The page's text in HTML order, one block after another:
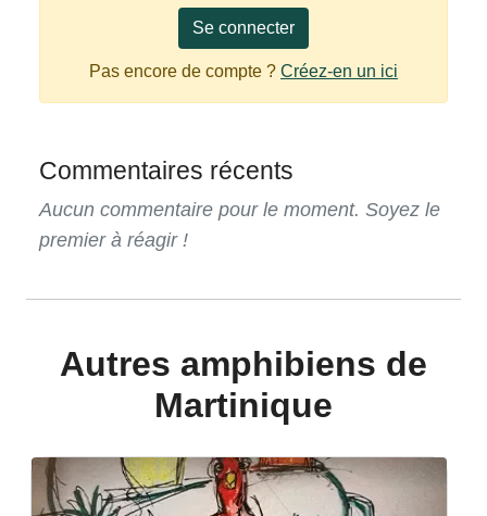
Se connecter
Pas encore de compte ? Créez-en un ici
Commentaires récents
Aucun commentaire pour le moment. Soyez le
premier à réagir !
Autres amphibiens de
Martinique